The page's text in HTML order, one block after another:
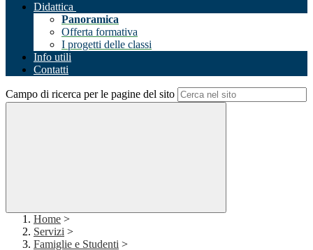
Didattica
Panoramica
Offerta formativa
I progetti delle classi
Info utili
Contatti
Campo di ricerca per le pagine del sito
Home >
Servizi >
Famiglie e Studenti >